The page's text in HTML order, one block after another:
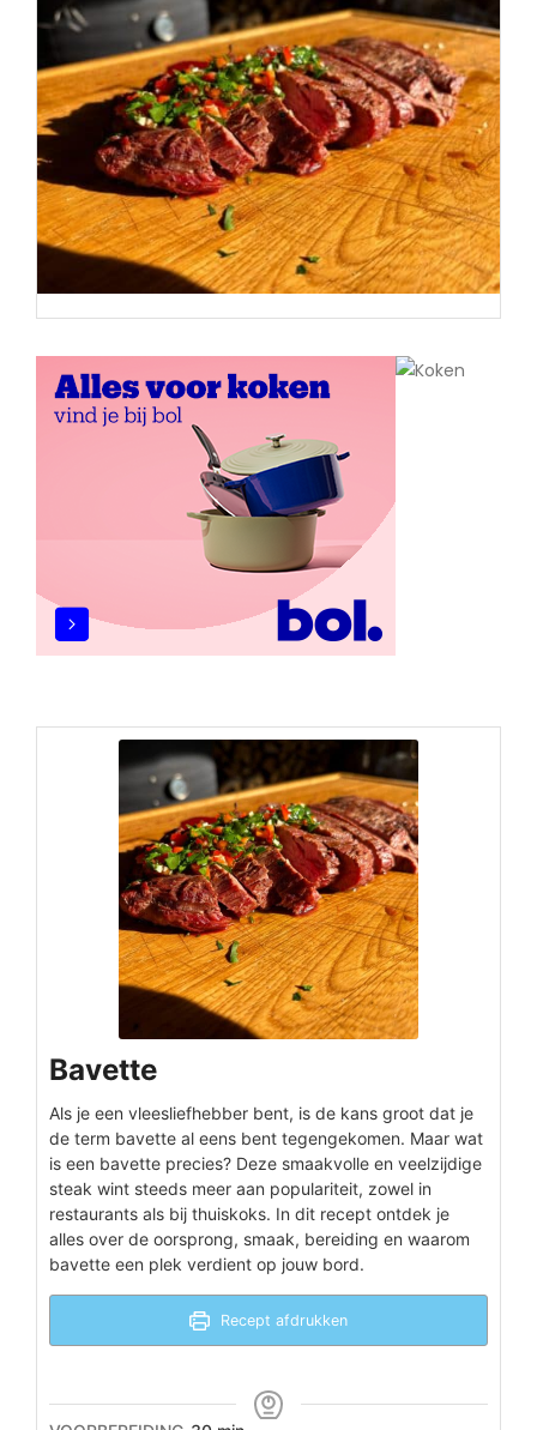
Bavette
Als je een vleesliefhebber bent, is de kans groot dat je
de term bavette al eens bent tegengekomen. Maar wat
is een bavette precies? Deze smaakvolle en veelzijdige
steak wint steeds meer aan populariteit, zowel in
restaurants als bij thuiskoks. In dit recept ontdek je
alles over de oorsprong, smaak, bereiding en waarom
bavette een plek verdient op jouw bord.
Recept afdrukken